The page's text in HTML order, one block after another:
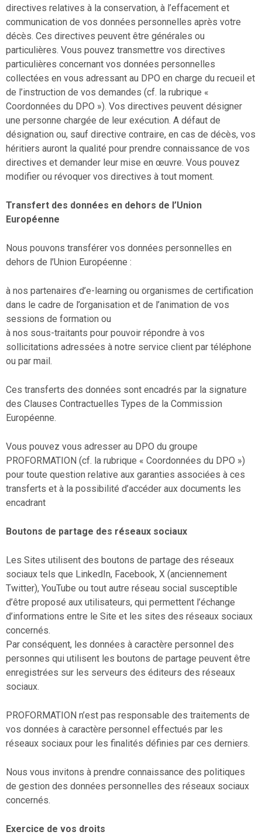
directives relatives à la conservation, à l’effacement et
communication de vos données personnelles après votre
décès. Ces directives peuvent être générales ou
particulières. Vous pouvez transmettre vos directives
particulières concernant vos données personnelles
collectées en vous adressant au DPO en charge du recueil et
de l’instruction de vos demandes (cf. la rubrique «
Coordonnées du DPO »). Vos directives peuvent désigner
une personne chargée de leur exécution. A défaut de
désignation ou, sauf directive contraire, en cas de décès, vos
héritiers auront la qualité pour prendre connaissance de vos
directives et demander leur mise en œuvre. Vous pouvez
modifier ou révoquer vos directives à tout moment.
Transfert des données en dehors de l’Union
Européenne
Nous pouvons transférer vos données personnelles en
dehors de l’Union Européenne :
à nos partenaires d’e-learning ou organismes de certification
dans le cadre de l’organisation et de l’animation de vos
sessions de formation ou
à nos sous-traitants pour pouvoir répondre à vos
sollicitations adressées à notre service client par téléphone
ou par mail.
Ces transferts des données sont encadrés par la signature
des Clauses Contractuelles Types de la Commission
Européenne.
Vous pouvez vous adresser au DPO du groupe
PROFORMATION (cf. la rubrique « Coordonnées du DPO »)
pour toute question relative aux garanties associées à ces
transferts et à la possibilité d’accéder aux documents les
encadrant
Boutons de partage des réseaux sociaux
Les Sites utilisent des boutons de partage des réseaux
sociaux tels que LinkedIn, Facebook, X (anciennement
Twitter), YouTube ou tout autre réseau social susceptible
d’être proposé aux utilisateurs, qui permettent l’échange
d’informations entre le Site et les sites des réseaux sociaux
concernés.
Par conséquent, les données à caractère personnel des
personnes qui utilisent les boutons de partage peuvent être
enregistrées sur les serveurs des éditeurs des réseaux
sociaux.
PROFORMATION n’est pas responsable des traitements de
vos données à caractère personnel effectués par les
réseaux sociaux pour les finalités définies par ces derniers.
Nous vous invitons à prendre connaissance des politiques
de gestion des données personnelles des réseaux sociaux
concernés.
Exercice de vos droits